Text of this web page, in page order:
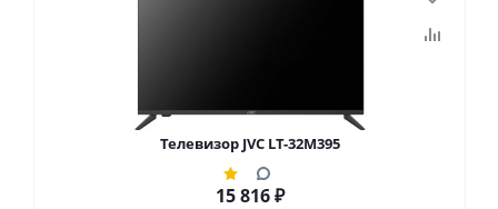
Телевизор JVC LT-32M395
15 816₽